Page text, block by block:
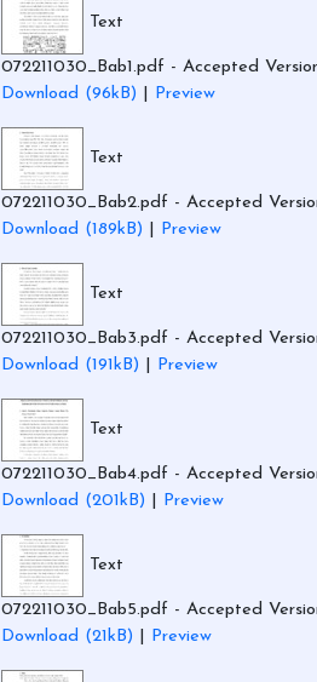
Text
072211030_Bab1.pdf - Accepted
Download (96kB)
Preview
Text
072211030_Bab2.pdf - Accepted
Download (189kB)
Preview
Text
072211030_Bab3.pdf - Accepted
Download (191kB)
Preview
Text
072211030_Bab4.pdf - Accepted
Download (201kB)
Preview
Text
072211030_Bab5.pdf - Accepted
Download (21kB)
Preview